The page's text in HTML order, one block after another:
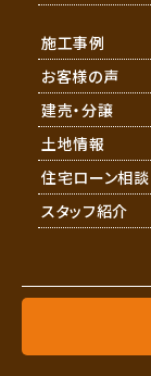
施工事例
お客様の声
建売・分譲
土地情報
住宅ローン相談
スタッフ紹介